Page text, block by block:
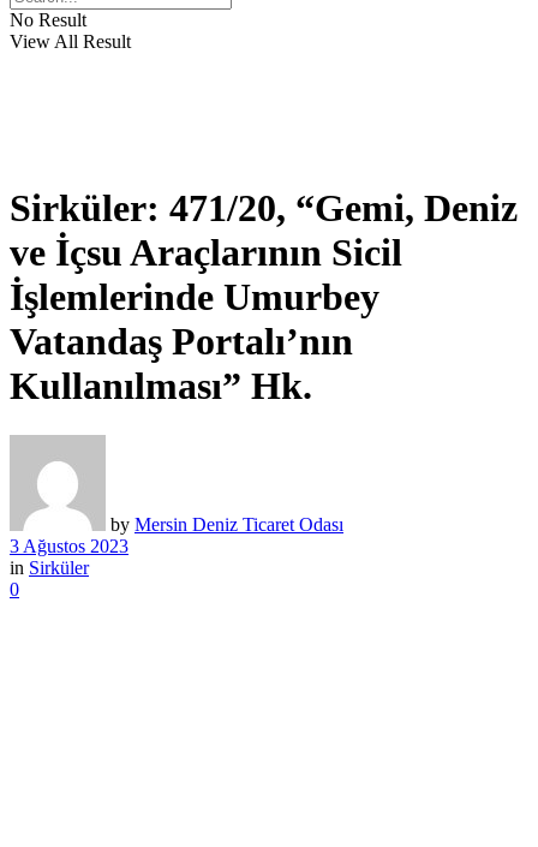
No Result
View All Result
Sirküler: 471/20, “Gemi, Deniz
ve İçsu Araçlarının Sicil
İşlemlerinde Umurbey
Vatandaş Portalı’nın
Kullanılması” Hk.
by Mersin Deniz Ticaret Odası
3 Ağustos 2023
in Sirküler
0